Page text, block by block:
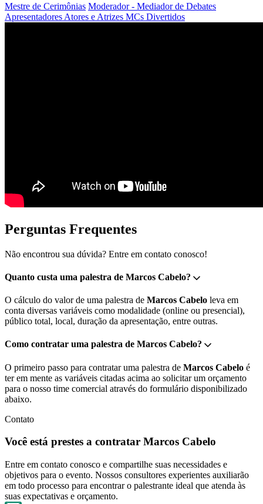
Mestre de Cerimônias Moderador - Mediador de Debates
Apresentadores Atores e Atrizes MCs Divertidos
Perguntas Frequentes
Não encontrou sua dúvida? Entre em contato conosco!
Quanto custa uma palestra de Marcos Cabelo?
O cálculo do valor de uma palestra de Marcos Cabelo leva em
conta diversas variáveis como modalidade (online ou presencial),
público total, local, duração da apresentação, entre outras.
Como contratar uma palestra de Marcos Cabelo?
O primeiro passo para contratar uma palestra de Marcos Cabelo é
ter em mente as variáveis citadas acima ao solicitar um orçamento
para o nosso time comercial através do formulário disponibilizado
abaixo.
Contato
Você está prestes a contratar Marcos Cabelo
Entre em contato conosco e compartilhe suas necessidades e
objetivos para o evento. Nossos consultores experientes auxiliarão
em todo processo para encontrar o palestrante ideal que atenda às
suas expectativas e orçamento.